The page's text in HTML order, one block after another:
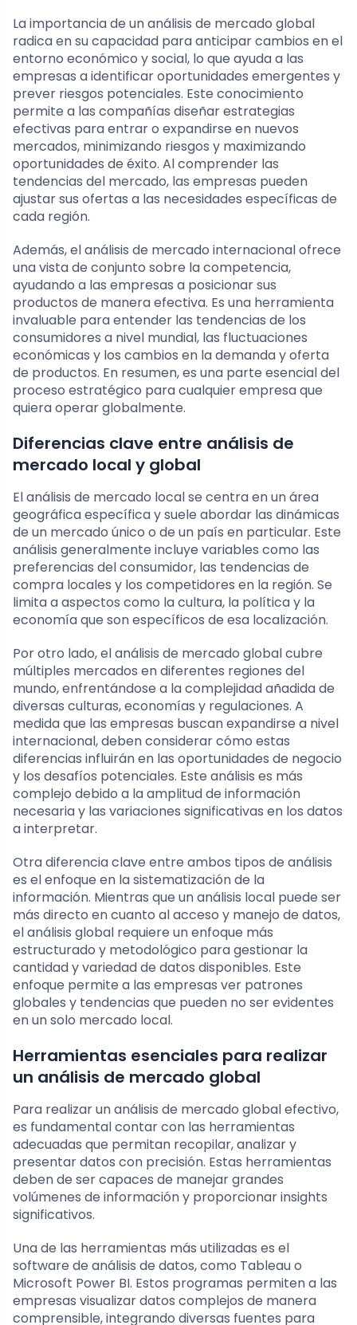
La importancia de un análisis de mercado global
radica en su capacidad para anticipar cambios en el
entorno económico y social, lo que ayuda a las
empresas a identificar oportunidades emergentes y
prever riesgos potenciales. Este conocimiento
permite a las compañías diseñar estrategias
efectivas para entrar o expandirse en nuevos
mercados, minimizando riesgos y maximizando
oportunidades de éxito. Al comprender las
tendencias del mercado, las empresas pueden
ajustar sus ofertas a las necesidades específicas de
cada región.
Además, el análisis de mercado internacional ofrece
una vista de conjunto sobre la competencia,
ayudando a las empresas a posicionar sus
productos de manera efectiva. Es una herramienta
invaluable para entender las tendencias de los
consumidores a nivel mundial, las fluctuaciones
económicas y los cambios en la demanda y oferta
de productos. En resumen, es una parte esencial del
proceso estratégico para cualquier empresa que
quiera operar globalmente.
Diferencias clave entre análisis de
mercado local y global
El análisis de mercado local se centra en un área
geográfica específica y suele abordar las dinámicas
de un mercado único o de un país en particular. Este
análisis generalmente incluye variables como las
preferencias del consumidor, las tendencias de
compra locales y los competidores en la región. Se
limita a aspectos como la cultura, la política y la
economía que son específicos de esa localización.
Por otro lado, el análisis de mercado global cubre
múltiples mercados en diferentes regiones del
mundo, enfrentándose a la complejidad añadida de
diversas culturas, economías y regulaciones. A
medida que las empresas buscan expandirse a nivel
internacional, deben considerar cómo estas
diferencias influirán en las oportunidades de negocio
y los desafíos potenciales. Este análisis es más
complejo debido a la amplitud de información
necesaria y las variaciones significativas en los datos
a interpretar.
Otra diferencia clave entre ambos tipos de análisis
es el enfoque en la sistematización de la
información. Mientras que un análisis local puede ser
más directo en cuanto al acceso y manejo de datos,
el análisis global requiere un enfoque más
estructurado y metodológico para gestionar la
cantidad y variedad de datos disponibles. Este
enfoque permite a las empresas ver patrones
globales y tendencias que pueden no ser evidentes
en un solo mercado local.
Herramientas esenciales para realizar
un análisis de mercado global
Para realizar un análisis de mercado global efectivo,
es fundamental contar con las herramientas
adecuadas que permitan recopilar, analizar y
presentar datos con precisión. Estas herramientas
deben de ser capaces de manejar grandes
volúmenes de información y proporcionar insights
significativos.
Una de las herramientas más utilizadas es el
software de análisis de datos, como Tableau o
Microsoft Power BI. Estos programas permiten a las
empresas visualizar datos complejos de manera
comprensible, integrando diversas fuentes para